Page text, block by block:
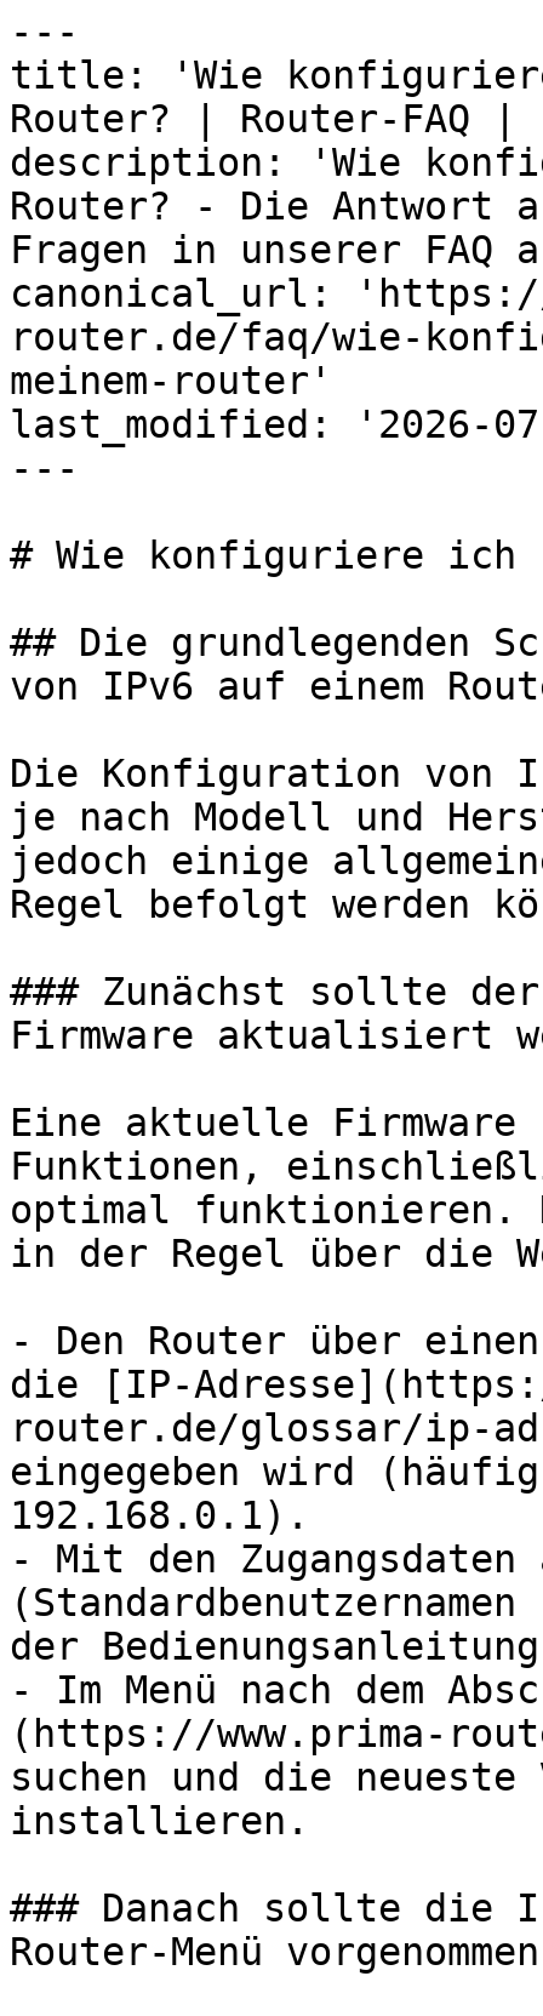
---
title: 'Wie konfiguriere
Router? | Router-FAQ |
description: 'Wie
Router? - Die Antwort
Fragen in unserer
canonical_url: 'https://
router.de/faq/wie-
meinem-router'
last_modified: '2026-
---
# Wie konfiguriere ich
## Die grundlegenden
von IPv6 auf einem
Die Konfiguration von
je nach Modell und
jedoch einige
Regel befolgt werden
### Zunächst sollte
Firmware aktualisiert
Eine aktuelle
Funktionen,
optimal
in der Regel über die
- Den Router über
die [IP-
router.de/glossar/ip-
eingegeben wird
192.168.0.1).
- Mit den Zugangsdaten
der
- Im Menü nach dem
(https://www.prima-
suchen und die
installieren.
### Danach sollte die
Router-Menü